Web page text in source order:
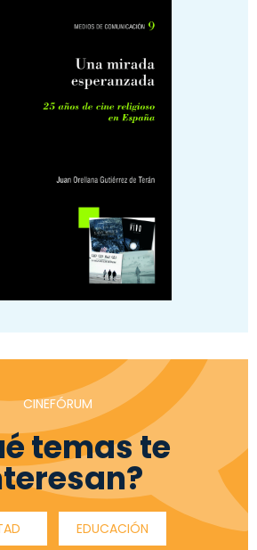
CINEFÓRUM
temas te
EDUCACIÓN